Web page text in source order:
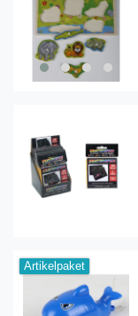
Artikelpaket